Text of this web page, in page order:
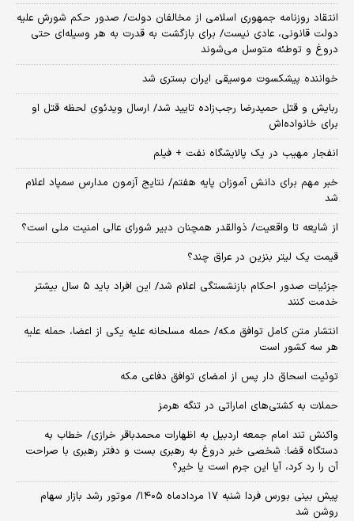
انتقاد روزنامه جمهوری اسلامی از مخالفان دولت/ صدور حکم شورش علیه
دولت قانونی، عادی نیست/ برای بازگشت به قدرت به هر وسیله‌ای حتی
دروغ و توطئه متوسل می‌شوند
خواننده پیشکسوت موسیقی ایران بستری شد
ربایش و قتل حمیدرضا رجب‌زاده تایید شد/ ارسال ویدئوی لحظه قتل او
برای خانواده‌اش
انفجار مهیب در یک پالایشگاه نفت + فیلم
خبر مهم برای دانش آموزان پایه هفتم/ نتایج آزمون مدارس سمپاد اعلام
شد
از شایعه تا واقعیت/ ذوالقدر همچنان دبیر شورای ‌عالی امنیت ملی است؟
قیمت یک لیتر بنزین در عراق چند؟
جزئیات صدور احکام بازنشستگی اعلام شد/ این افراد باید ۵ سال بیشتر
خدمت کنند
انتشار متن کامل توافق مکه/ حمله مسلحانه علیه یکی از اعضا، حمله علیه
هر سه کشور است
توئیت اسحاق دار پس از امضای توافق دفاعی مکه
حملات به کشتی‌های اماراتی در تنگه هرمز
واکنش تند امام جمعه اردبیل به اظهارات محمدباقر خرازی/ خطاب به
دستگاه قضا: شخصی خبر دروغ به رهبری بست و دفتر رهبری با صراحت
آن را رد کرد، آیا این جرم است یا خیر؟
پیش بینی بورس فردا شنبه ۱۷ مردادماه ۱۴۰۵/ موتور رشد بازار سهام
روشن شد